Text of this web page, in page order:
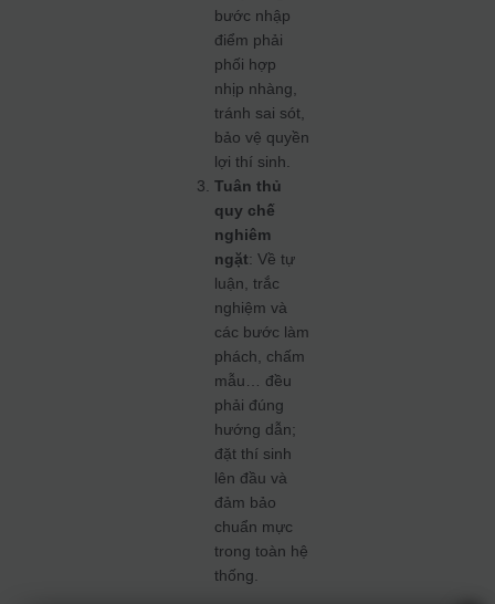
bước nhập
điểm phải
phối hợp
nhịp nhàng,
tránh sai sót,
bảo vệ quyền
lợi thí sinh.
Tuân thủ
quy chế
nghiêm
ngặt: Về tự
luận, trắc
nghiệm và
các bước làm
phách, chấm
mẫu… đều
phải đúng
hướng dẫn;
đặt thí sinh
lên đầu và
đảm bảo
chuẩn mực
trong toàn hệ
thống.